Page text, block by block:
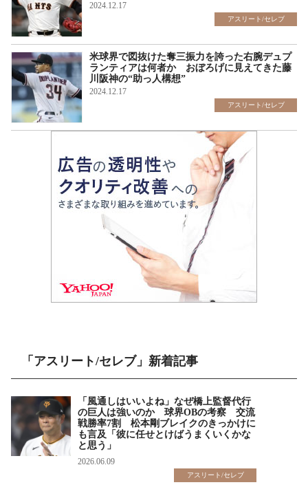
2024.12.17
アスリート/セレブ
米球界で図抜けた奪三振力を誇った右腕デュプ
ランティアは何者か おぼろげに見えてきた藤
川阪神の“助っ人構想”
2024.12.17
アスリート/セレブ
「アスリート/セレブ」新着記事
「風通しはいいよね」なぜ橋上監督代行
の巨人は強いのか 球界OBの考察 交流
戦勝率7割 松本剛ブレイクのきっかけに
も言及「彼に任せとけばうまくいくかな
と思う」
2026.06.09
アスリート/セレブ